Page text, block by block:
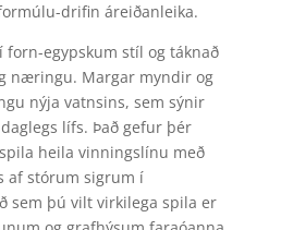
drifin áreiðanleika.
forn-egypskum stíl og táknað
næringu. Margar myndir og
nýja vatnsins, sem sýnir
lífs. Það gefur þér
heila vinningslínu með
af stórum sigrum í
sem þú vilt virkilega spila er